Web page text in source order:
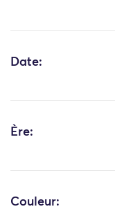
Date:
Ère:
Couleur: